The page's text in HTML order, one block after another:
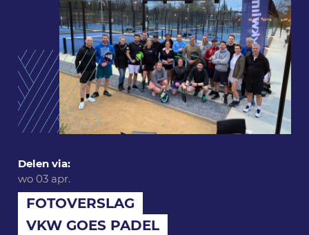
wo 03 apr.
FOTOVERSLAG
VKW GOES PADEL
Delen via: